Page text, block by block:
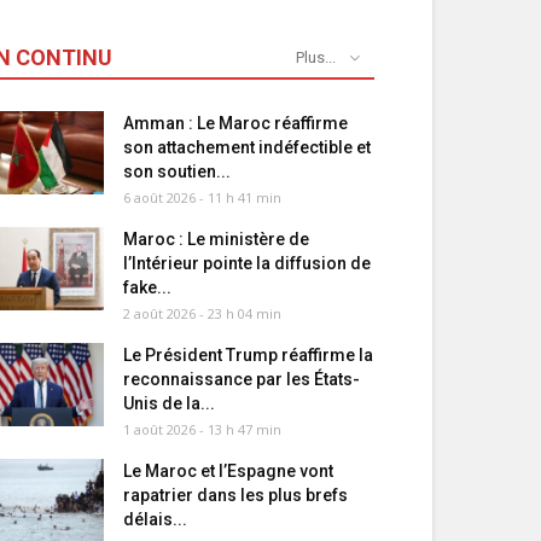
CONTINU Plus...
Amman : Le Maroc réaffirme
son attachement indéfectible et
son soutien...
6 août 2026 - 11 h 41 min
Maroc : Le ministère de
l’Intérieur pointe la diffusion de
fake...
2 août 2026 - 23 h 04 min
Le Président Trump réaffirme la
reconnaissance par les États-
Unis de la...
1 août 2026 - 13 h 47 min
Le Maroc et l’Espagne vont
rapatrier dans les plus brefs
délais...